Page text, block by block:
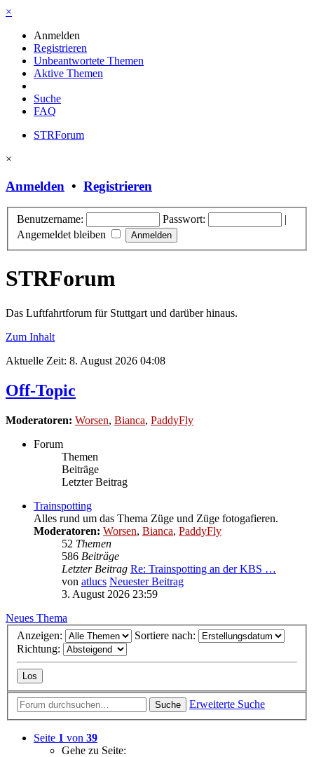
×
Anmelden
Registrieren
Unbeantwortete Themen
Aktive Themen
Suche
FAQ
STRForum
×
Anmelden • Registrieren
Benutzername: Passwort:
|
Angemeldet bleiben
STRForum
Das Luftfahrtforum für Stuttgart und darüber hinaus.
Zum Inhalt
Aktuelle Zeit: 8. August 2026 04:08
Off-Topic
Moderatoren: Worsen, Bianca, PaddyFly
Forum
Themen
Beiträge
Letzter Beitrag
Trainspotting
Alles rund um das Thema Züge und Züge fotogafieren.
Moderatoren: Worsen, Bianca, PaddyFly
52 Themen
586 Beiträge
Letzter Beitrag Re: Trainspotting an der KBS …
von atlucs Neuester Beitrag
3. August 2026 23:59
Neues Thema
Anzeigen:
Sortiere nach:
Richtung:
Suche Erweiterte Suche
Seite 1 von 39
Gehe zu Seite: